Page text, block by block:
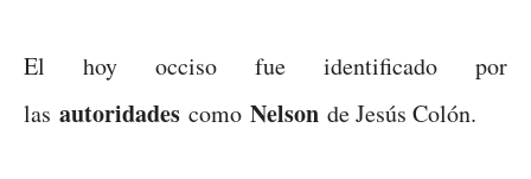
El hoy occiso fue identificado por
las autoridades como Nelson de Jesús Colón.